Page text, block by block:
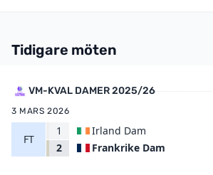
Tidigare möten
VM-KVAL DAMER 2025/26
3 MARS 2026
FT
1
2
Irland Dam
Frankrike Dam